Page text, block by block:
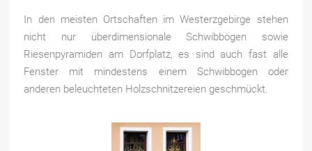
In den meisten Ortschaften im Westerzgebirge stehen
nicht nur überdimensionale Schwibbögen sowie
Riesenpyramiden am Dorfplatz, es sind auch fast alle
Fenster mit mindestens einem Schwibbogen oder
anderen beleuchteten Holzschnitzereien geschmückt.